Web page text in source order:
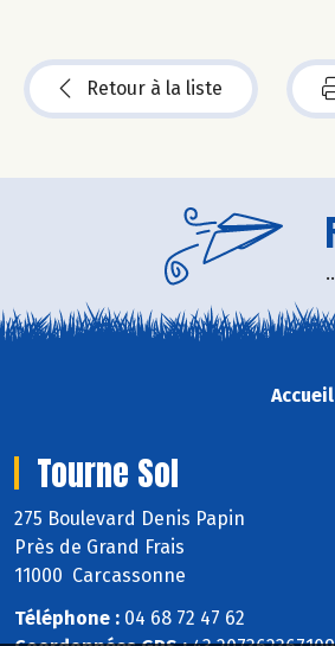
Retour à la liste
Accueil
Tourne Sol
275 Boulevard Denis Papin
Près de Grand Frais
11000 Carcassonne
Téléphone : 04 68 72 47 62